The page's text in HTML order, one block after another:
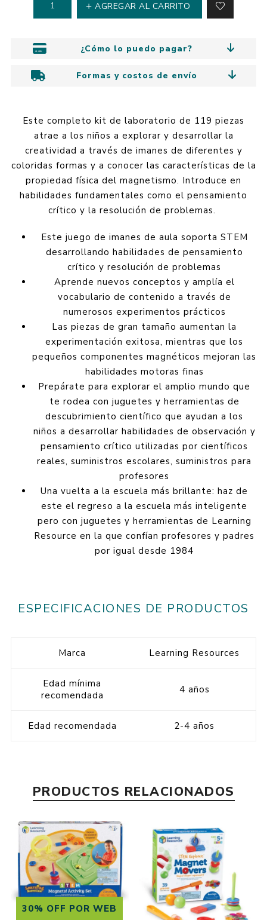
AGREGAR AL CARRITO
¿Cómo lo puedo pagar?
Formas y costos de envío
Este completo kit de laboratorio de 119 piezas
atrae a los niños a explorar y desarrollar la
creatividad a través de imanes de diferentes y
coloridas formas y a conocer las características de la
propiedad física del magnetismo. Introduce en
habilidades fundamentales como el pensamiento
crítico y la resolución de problemas.
Este juego de imanes de aula soporta STEM
desarrollando habilidades de pensamiento
crítico y resolución de problemas
Aprende nuevos conceptos y amplía el
vocabulario de contenido a través de
numerosos experimentos prácticos
Las piezas de gran tamaño aumentan la
experimentación exitosa, mientras que los
pequeños componentes magnéticos mejoran las
habilidades motoras finas
Prepárate para explorar el amplio mundo que
te rodea con juguetes y herramientas de
descubrimiento científico que ayudan a los
niños a desarrollar habilidades de observación y
pensamiento crítico utilizadas por científicos
reales, suministros escolares, suministros para
profesores
Una vuelta a la escuela más brillante: haz de
este el regreso a la escuela más inteligente
pero con juguetes y herramientas de Learning
Resource en la que confían profesores y padres
por igual desde 1984
ESPECIFICACIONES DE PRODUCTOS
Marca Learning Resources
Edad mínima
recomendada
4 años
Edad recomendada 2-4 años
PRODUCTOS RELACIONADOS
30% OFF POR WEB